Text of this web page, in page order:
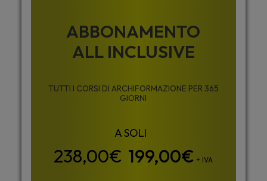
ABBONAMENTO
ALL INCLUSIVE
TUTTI I CORSI DI ARCHIFORMAZIONE PER 365
GIORNI
199,00€ + IVA